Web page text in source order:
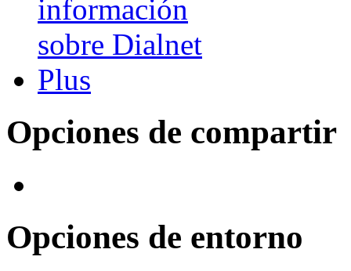
Opciones de compartir
Opciones de entorno